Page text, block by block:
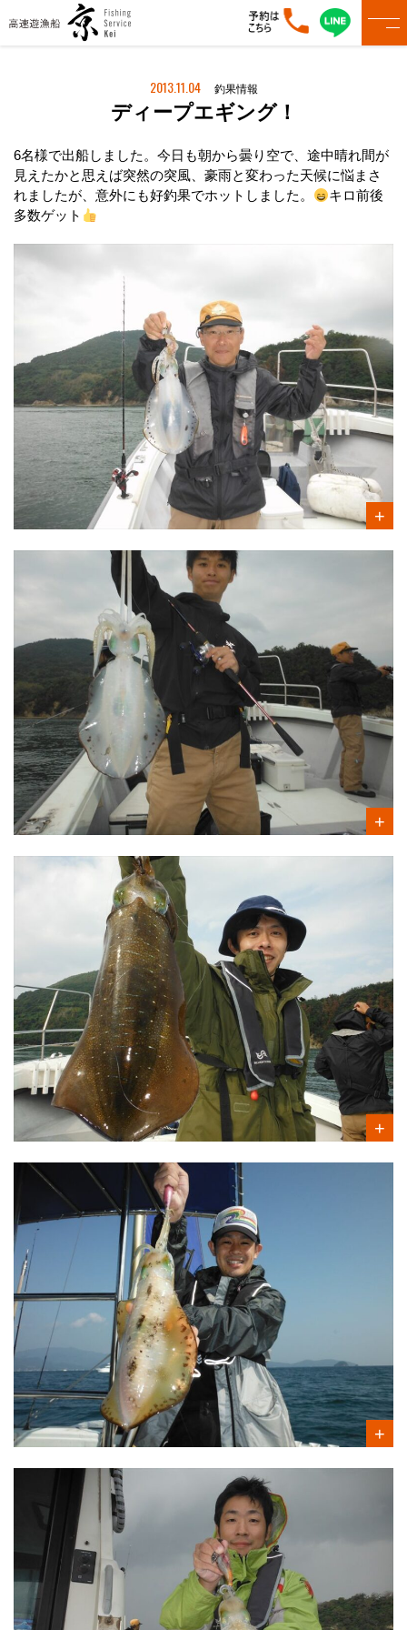
2013.11.04 釣果情報
ディープエギング！
6名様で出船しました。今日も朝から曇り空で、途中晴れ間が
見えたかと思えば突然の突風、豪雨と変わった天候に悩まさ
れましたが、意外にも好釣果でホットしました。
キロ前後
多数ゲット